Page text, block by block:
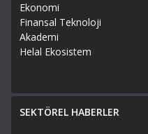
Ekonomi
Finansal Teknoloji
Akademi
Helal Ekosistem
SEKTÖREL HABERLER